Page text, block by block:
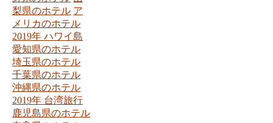
梨県のホテル ア
メリカのホテル
2019年 ハワイ島
愛知県のホテル
埼玉県のホテル
千葉県のホテル
沖縄県のホテル
2019年 台湾旅行
鹿児島県のホテル